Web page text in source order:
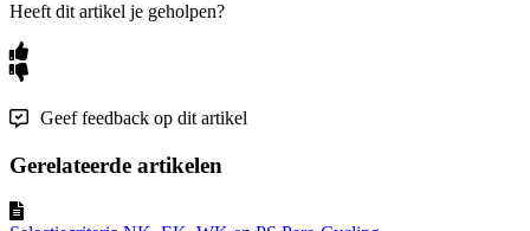
Heeft dit artikel je geholpen?
Geef feedback op dit artikel
Gerelateerde artikelen